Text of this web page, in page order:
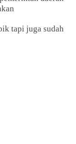
tapi juga sudah